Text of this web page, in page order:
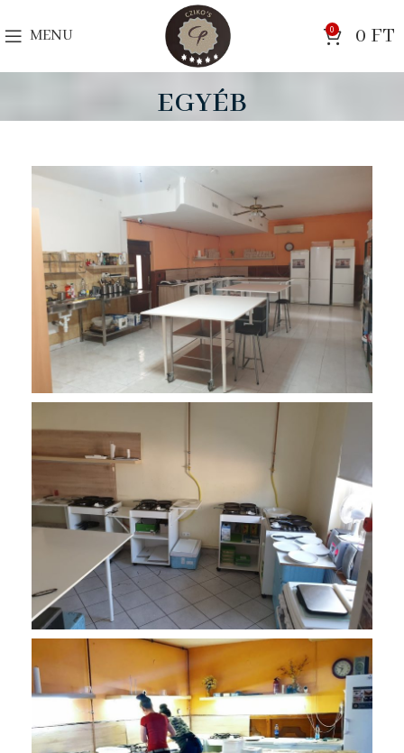
MENU 0 0 FT
EGYÉB